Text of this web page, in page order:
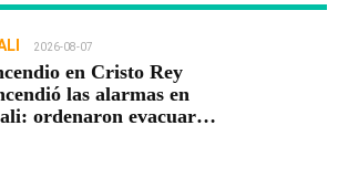
2026-08-07
en Cristo Rey
las alarmas en
ordenaron evacuar